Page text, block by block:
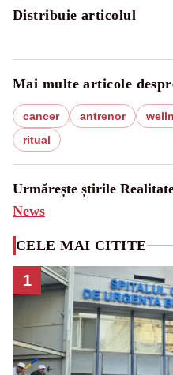
Distribuie articolul
Mai multe articole
cancer antrenor
ritual
Urmărește știrile
News
CELE MAI CITITE
1